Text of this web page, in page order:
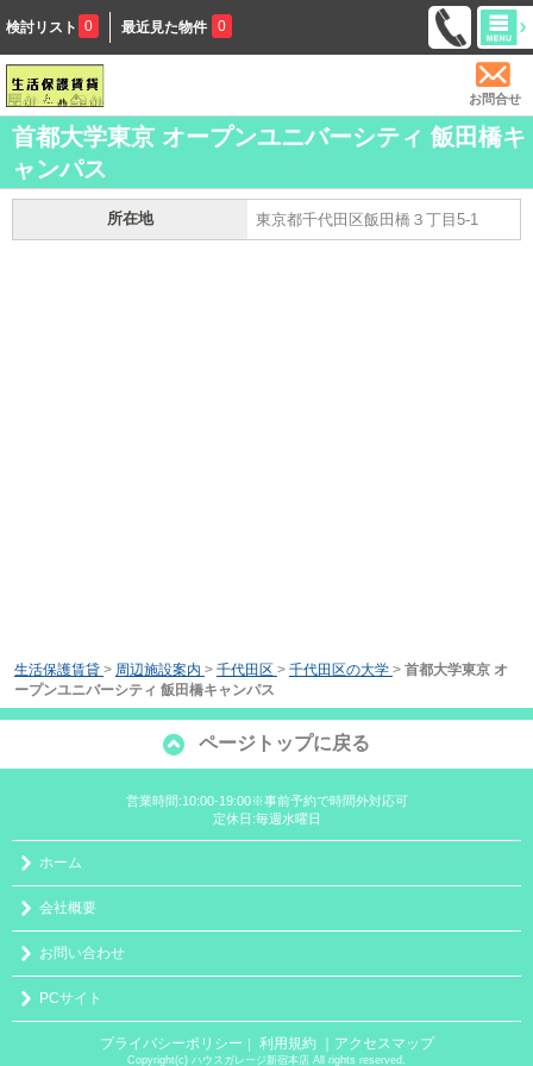
検討リスト 0 最近見た物件 0
お問合せ
首都大学東京 オープンユニバーシティ 飯田橋キ
ャンパス
所在地 東京都千代田区飯田橋３丁目5-1
生活保護賃貸 > 周辺施設案内 > 千代田区 > 千代田区の大学 > 首都大学東京 オ
ープンユニバーシティ 飯田橋キャンパス
ページトップに戻る
営業時間:10:00-19:00※事前予約で時間外対応可
定休日:毎週水曜日
ホーム
会社概要
お問い合わせ
PCサイト
プライバシーポリシー ｜ 利用規約 ｜アクセスマップ
Copyright(c) ハウスガレージ新宿本店 All rights reserved.